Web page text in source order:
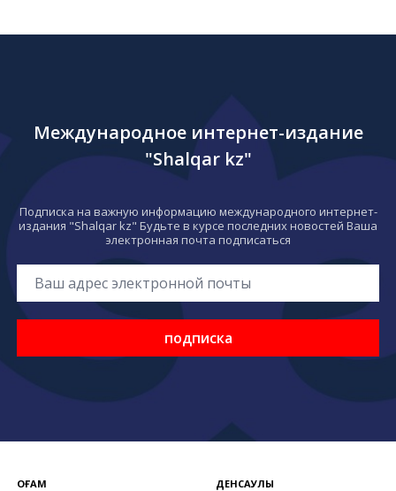
Международное интернет-издание
"Shalqar kz"
Подписка на важную информацию международного интернет-
издания "Shalqar kz" Будьте в курсе последних новостей Ваша
электронная почта подписаться
подписка
ҚОҒАМ ДЕНСАУЛЫҚ